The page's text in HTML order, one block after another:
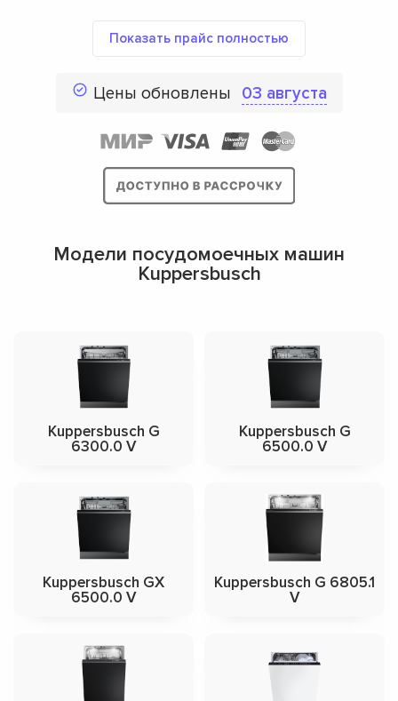
Показать прайс полностью
Цены обновлены 03 августа
Модели посудомоечных машин
Kuppersbusch
Kuppersbusch G
6300.0 V
Kuppersbusch G
6500.0 V
Kuppersbusch GX
6500.0 V
Kuppersbusch G 6805.1
V